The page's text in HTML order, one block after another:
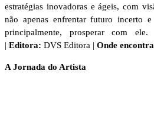
estratégias inovadoras eágeis, com
não apenas enfrentar futuro incerto
principalmente, prosperar com
| Editora: DVS Editora | Onde
A Jornada do Artista